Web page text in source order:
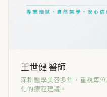
王世健 醫師
深耕醫學美容多年，重視每
化的療程建議。